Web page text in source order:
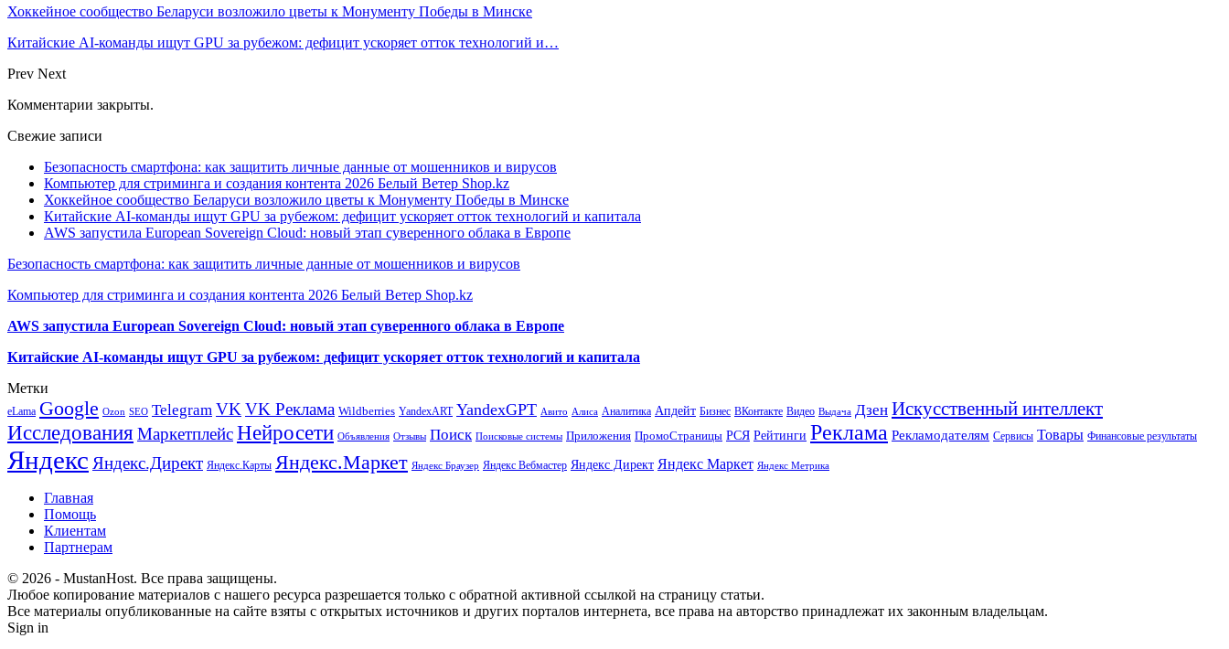
Хоккейное сообщество Беларуси возложило цветы к Монументу Победы в Минске
Китайские AI-команды ищут GPU за рубежом: дефицит ускоряет отток технологий и…
Prev Next
Комментарии закрыты.
Свежие записи
Безопасность смартфона: как защитить личные данные от мошенников и вирусов
Компьютер для стриминга и создания контента 2026 Белый Ветер Shop.kz
Хоккейное сообщество Беларуси возложило цветы к Монументу Победы в Минске
Китайские AI-команды ищут GPU за рубежом: дефицит ускоряет отток технологий и капитала
AWS запустила European Sovereign Cloud: новый этап суверенного облака в Европе
Безопасность смартфона: как защитить личные данные от мошенников и вирусов
Компьютер для стриминга и создания контента 2026 Белый Ветер Shop.kz
AWS запустила European Sovereign Cloud: новый этап суверенного облака в Европе
Китайские AI-команды ищут GPU за рубежом: дефицит ускоряет отток технологий и капитала
Метки
eLama Google Ozon SEO Telegram VK VK Реклама Wildberries YandexART YandexGPT Авито Алиса Аналитика Апдейт Бизнес ВКонтакте Видео Выдача Дзен Искусственный интеллект
Исследования МаркетплейсНейросети Объявления Отзывы Поиск Поисковые системы Приложения ПромоСтраницы РСЯ Рейтинги Реклама Рекламодателям Сервисы Товары Финансовые результаты
Яндекс Яндекс.Директ Яндекс.Карты Яндекс.Маркет Яндекс Браузер Яндекс Вебмастер Яндекс Директ Яндекс Маркет Яндекс Метрика
Главная
Помощь
Клиентам
Партнерам
© 2026 - MustanHost. Все права защищены.
Любое копирование материалов с нашего ресурса разрешается только с обратной активной ссылкой на страницу статьи.
Все материалы опубликованные на сайте взяты с открытых источников и других порталов интернета, все права на авторство принадлежат их законным владельцам.
Sign in